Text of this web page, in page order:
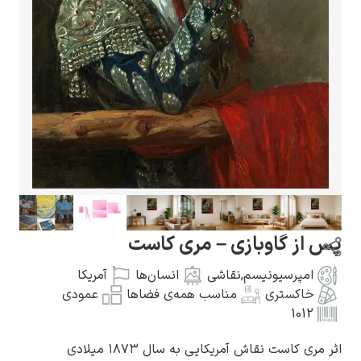
گوستاو کلیمت
ادوارد مونک
کامی پیسارو
– مری کاست
,نقاشی انسان‌ها
آمریکا
مناسب همه‌ی فضاها عمودی
آمریکایی به سال ۱۸۷۳ میلادی